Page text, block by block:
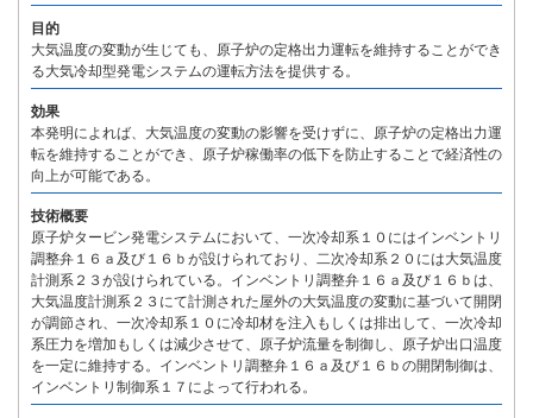
目的
大気温度の変動が生じても、原子炉の定格出力運転を維持することができ
る大気冷却型発電システムの運転方法を提供する。
効果
本発明によれば、大気温度の変動の影響を受けずに、原子炉の定格出力運
転を維持することができ、原子炉稼働率の低下を防止することで経済性の
向上が可能である。
技術概要
原子炉タービン発電システムにおいて、一次冷却系１０にはインベントリ
調整弁１６ａ及び１６ｂが設けられており、二次冷却系２０には大気温度
計測系２３が設けられている。インベントリ調整弁１６ａ及び１６ｂは、
大気温度計測系２３にて計測された屋外の大気温度の変動に基づいて開閉
が調節され、一次冷却系１０に冷却材を注入もしくは排出して、一次冷却
系圧力を増加もしくは減少させて、原子炉流量を制御し、原子炉出口温度
を一定に維持する。インベントリ調整弁１６ａ及び１６ｂの開閉制御は、
インベントリ制御系１７によって行われる。